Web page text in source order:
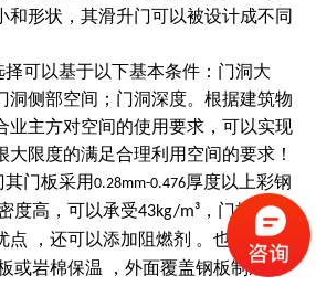
和形状，其滑升门可以被设计成不同
可以基于以下基本条件：门洞大
洞侧部空间；门洞深度。根据建筑物
业主方对空间的使用要求，可以实现
大限度的满足合理利用空间的要求 ！
其门板采用0.28mm-0.476厚度以上彩钢
度高，可以承受43kg/m³ ，门板具有
点 ，还可以添加阻燃剂 。也可以采用
或岩棉保温 ，外面覆盖钢板制成 ，